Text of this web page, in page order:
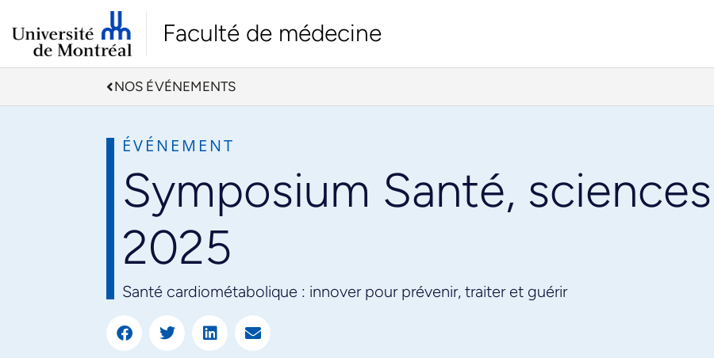
Faculté de médecine
NOS ÉVÉNEMENTS
ÉVÉNEMENT
Symposium Santé,
2025
Santé cardiométabolique : innover pour prévenir, traiter et guérir